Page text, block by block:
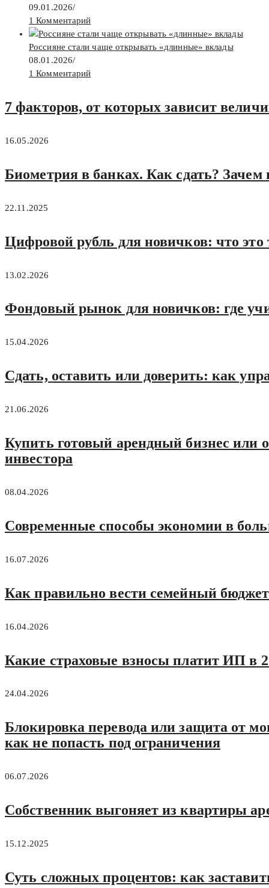
09.01.2026/
1 Комментарий
Россияне стали чаще открывать «длинные» вклады
08.01.2026/
1 Комментарий
7 факторов, от которых зависит
16.05.2026
Биометрия в банках. Как сдать? Зачем
22.11.2025
Цифровой рубль для новичков: что это
13.02.2026
Фондовый рынок для новичков: где
15.04.2026
Сдать, оставить или доверить: как
21.06.2026
Купить готовый арендный бизнес или
инвестора
08.04.2026
Современные способы экономии в
16.07.2026
Как правильно вести семейный
16.04.2026
Какие страховые взносы платит ИП в
24.04.2026
Блокировка перевода или защита от
как не попасть под ограничения
06.07.2026
Собственник выгоняет из квартиры
15.12.2025
Суть сложных процентов: как